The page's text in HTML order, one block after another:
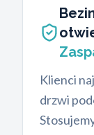
Klienci
drzwi